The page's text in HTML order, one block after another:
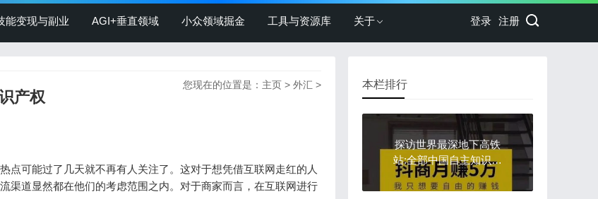
能变现与副业 AGI+垂直领域 小众领域掘金 工具与资源库 关于 注册
登录
您现在的位置是： 主页 > 外汇 >
产权
点可能过了几天就不再有人关注了。这对于想凭借互联网走红的人
渠道显然都在他们的考虑范围之内。对于商家而言，在互联网进行
本栏排行
探访世界最深地下高铁
站:全部中国自主知识产
权